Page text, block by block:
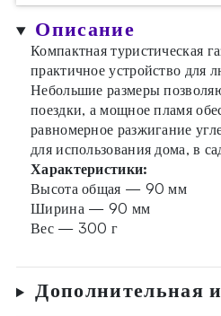
угля
турестическая
Описание
Компактная туристическая
практичное устройство для
Небольшие размеры
поездки, а мощное пламя
равномерное разжигание
для использования дома, в
Характеристики:
Высота общая — 90 мм
Ширина — 90 мм
Вес — 300 г
Дополнительная